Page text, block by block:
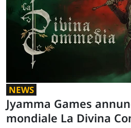
NEWS
Jyamma Games
mondiale La Divina